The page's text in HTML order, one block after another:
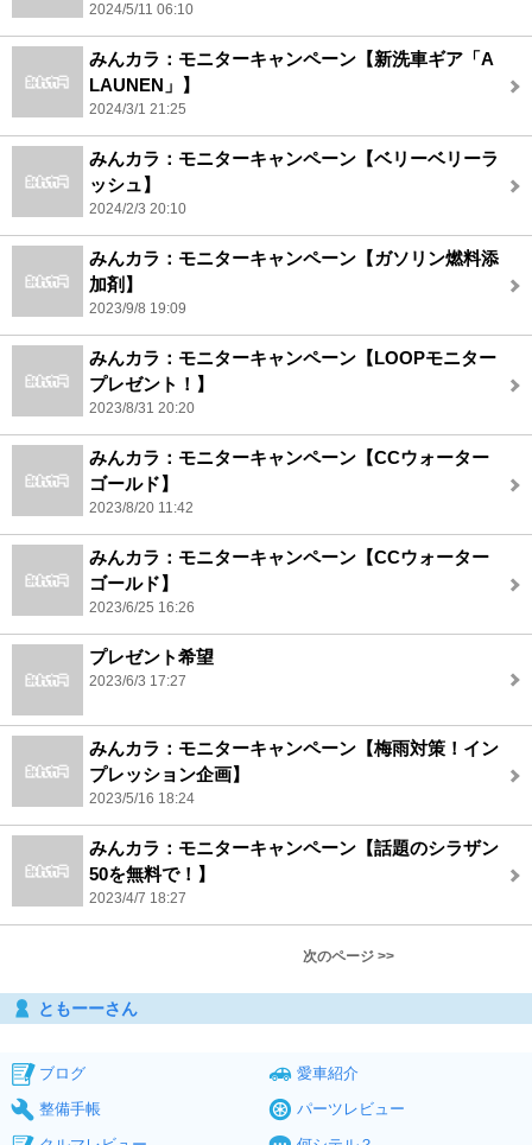
2024/5/11 06:10
みんカラ：モニターキャンペーン【新洗車ギア「A
LAUNEN」】
2024/3/1 21:25
みんカラ：モニターキャンペーン【ベリーベリーラ
ッシュ】
2024/2/3 20:10
みんカラ：モニターキャンペーン【ガソリン燃料添
加剤】
2023/9/8 19:09
みんカラ：モニターキャンペーン【LOOPモニター
プレゼント！】
2023/8/31 20:20
みんカラ：モニターキャンペーン【CCウォーター
ゴールド】
2023/8/20 11:42
みんカラ：モニターキャンペーン【CCウォーター
ゴールド】
2023/6/25 16:26
プレゼント希望
2023/6/3 17:27
みんカラ：モニターキャンペーン【梅雨対策！イン
プレッション企画】
2023/5/16 18:24
みんカラ：モニターキャンペーン【話題のシラザン
50を無料で！】
2023/4/7 18:27
次のページ >>
ともーーさん
ブログ
愛車紹介
整備手帳
パーツレビュー